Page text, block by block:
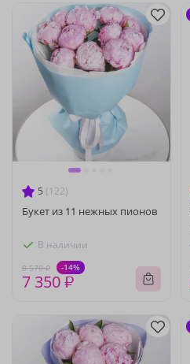
5 (122)
Букет из 11 нежных пионов
В наличии
8 570 ₽ -14%
7 350 ₽